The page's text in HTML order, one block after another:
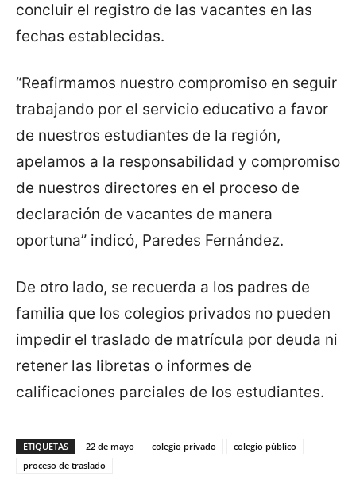
concluir el registro de las vacantes en las
fechas establecidas.
“Reafirmamos nuestro compromiso en seguir
trabajando por el servicio educativo a favor
de nuestros estudiantes de la región,
apelamos a la responsabilidad y compromiso
de nuestros directores en el proceso de
declaración de vacantes de manera
oportuna” indicó, Paredes Fernández.
De otro lado, se recuerda a los padres de
familia que los colegios privados no pueden
impedir el traslado de matrícula por deuda ni
retener las libretas o informes de
calificaciones parciales de los estudiantes.
ETIQUETAS 22 de mayo colegio privado
colegio público
proceso de traslado